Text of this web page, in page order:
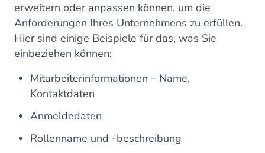
erweitern oder anpassen können, um die
Anforderungen Ihres Unternehmens zu erfüllen.
Hier sind einige Beispiele für das, was Sie
einbeziehen können:
Mitarbeiterinformationen – Name,
Kontaktdaten
Anmeldedaten
Rollenname und -beschreibung